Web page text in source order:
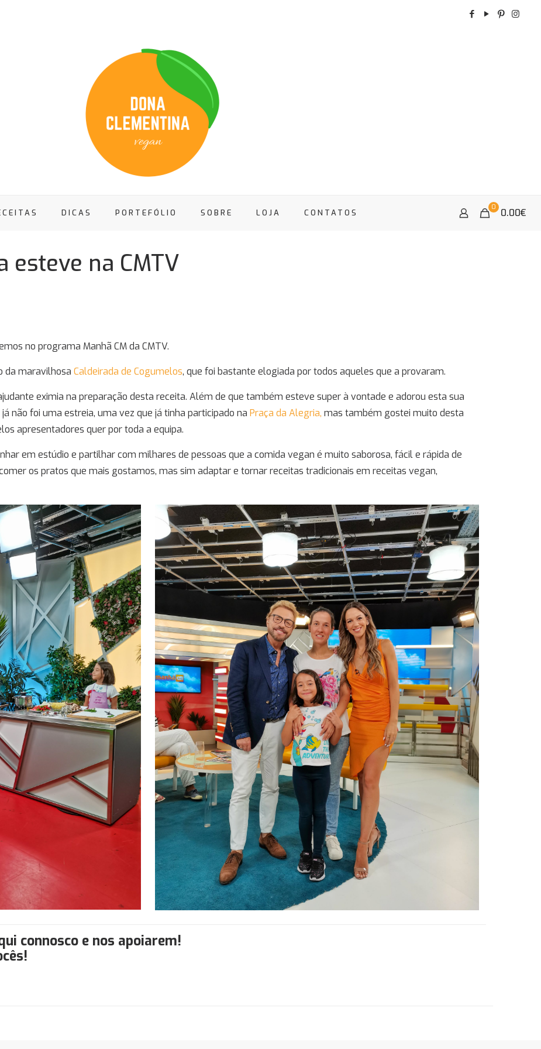
DICAS PORTEFÓLIO SOBRE LOJA CONTATOS
0 0.00€
esteve na CMTV
no programa Manhã CM da CMTV.
da maravilhosa Caldeirada de Cogumelos, que foi bastante elogiada por todos aqueles que a provaram.
eximia na preparação desta receita. Além de que também esteve super à vontade e adorou esta sua
não foi uma estreia, uma vez que já tinha participado na Praça da Alegria, mas também gostei muito desta
apresentadores quer por toda a equipa.
em estúdio e partilhar com milhares de pessoas que a comida vegan é muito saborosa, fácil e rápida de
os pratos que mais gostamos, mas sim adaptar e tornar receitas tradicionais em receitas vegan,
connosco e nos apoiarem!